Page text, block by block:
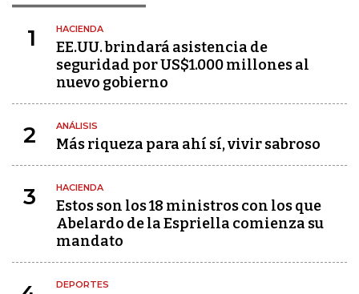
1 HACIENDA
EE.UU. brindará asistencia de
seguridad por US$1.000 millones al
nuevo gobierno
2 ANÁLISIS
Más riqueza para ahí sí, vivir sabroso
3 HACIENDA
Estos son los 18 ministros con los que
Abelardo de la Espriella comienza su
mandato
DEPORTES